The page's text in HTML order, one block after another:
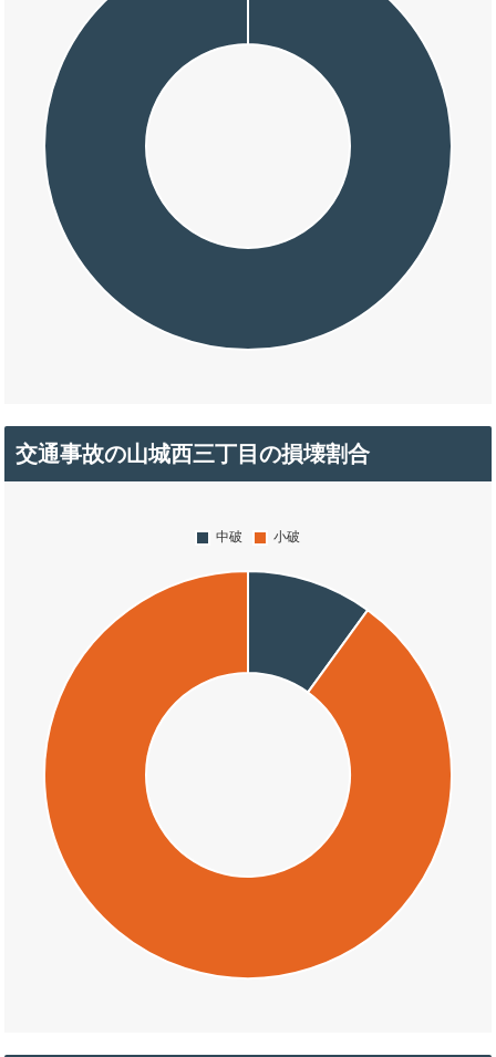
交通事故の山城西三丁目の損壊割合